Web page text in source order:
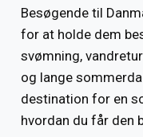
Besøgende til
for at holde dem
svømning,
og lange
destination for en
hvordan du får den